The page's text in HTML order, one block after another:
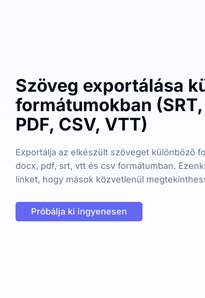
Szöveg exportálása
formátumokban
PDF, CSV, VTT)
Exportálja az elkészült szöveget különböző
docx, pdf, srt, vtt és csv formátumban.
linket, hogy mások közvetlenül
Próbálja ki ingyenesen